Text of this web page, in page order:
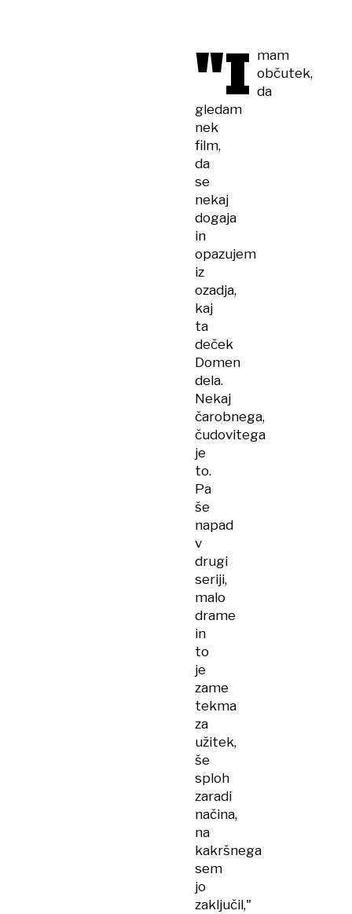
"I mam
občutek,
da
gledam
nek
film,
da
se
nekaj
dogaja
in
opazujem
iz
ozadja,
kaj
ta
deček
Domen
dela.
Nekaj
čarobnega,
čudovitega
je
to.
Pa
še
napad
v
drugi
seriji,
malo
drame
in
to
je
zame
tekma
za
užitek,
še
sploh
zaradi
načina,
na
kakršnega
sem
jo
zaključil,"